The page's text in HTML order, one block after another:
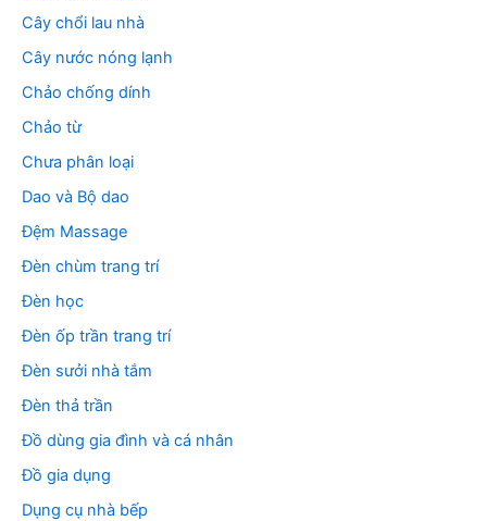
Cây chổi lau nhà
Cây nước nóng lạnh
Chảo chống dính
Chảo từ
Chưa phân loại
Dao và Bộ dao
Đệm Massage
Đèn chùm trang trí
Đèn học
Đèn ốp trần trang trí
Đèn sưởi nhà tắm
Đèn thả trần
Đồ dùng gia đình và cá nhân
Đồ gia dụng
Dụng cụ nhà bếp